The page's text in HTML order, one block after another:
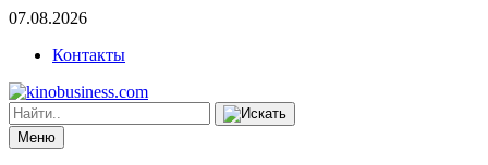
07.08.2026
Контакты
Меню